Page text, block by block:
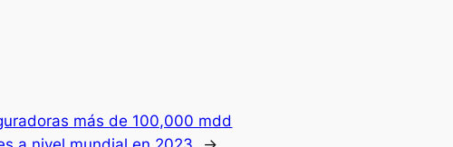
más de 100,000 mdd